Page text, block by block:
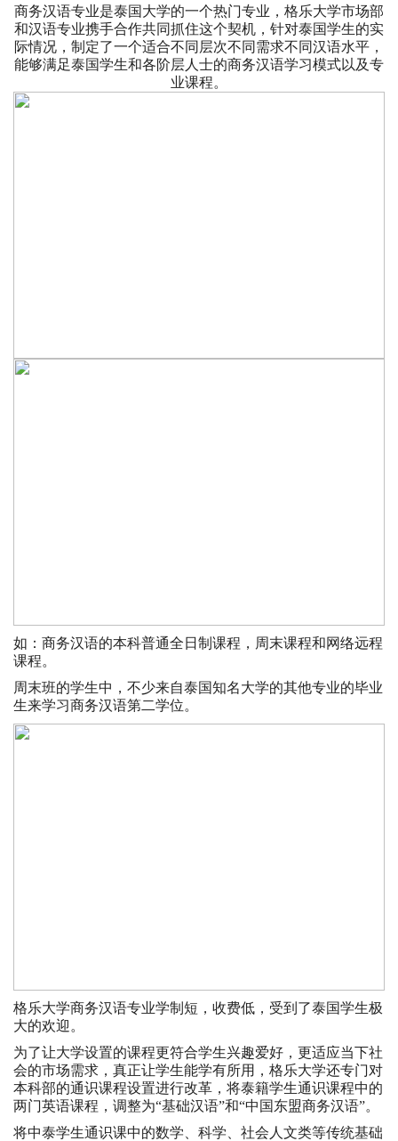
商务汉语专业是泰国大学的一个热门专业，格乐大学市场部
和汉语专业携手合作共同抓住这个契机，针对泰国学生的实
际情况，制定了一个适合不同层次不同需求不同汉语水平，
能够满足泰国学生和各阶层人士的商务汉语学习模式以及专
业课程。
如：商务汉语的本科普通全日制课程，周末课程和网络远程
课程。
周末班的学生中，不少来自泰国知名大学的其他专业的毕业
生来学习商务汉语第二学位。
格乐大学商务汉语专业学制短，收费低，受到了泰国学生极
大的欢迎。
为了让大学设置的课程更符合学生兴趣爱好，更适应当下社
会的市场需求，真正让学生能学有所用，格乐大学还专门对
本科部的通识课程设置进行改革，将泰籍学生通识课程中的
两门英语课程，调整为“基础汉语”和“中国东盟商务汉语”。
将中泰学生通识课中的数学、科学、社会人文类等传统基础